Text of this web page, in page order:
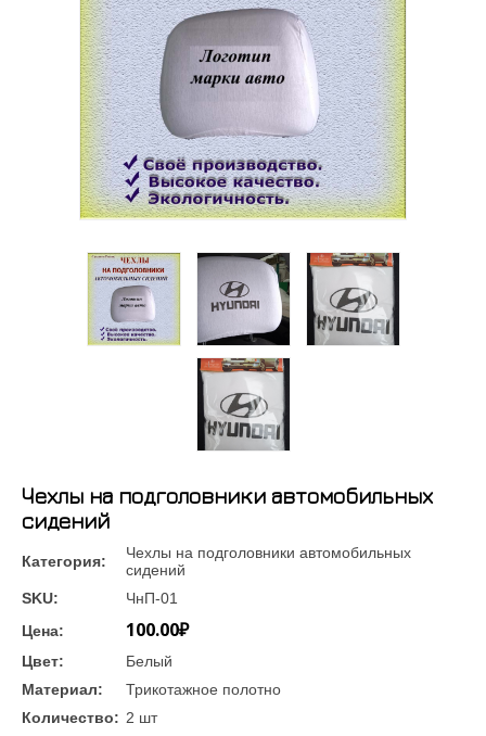
Чехлы на подголовники автомобильных
сидений
Категория:
Чехлы на подголовники автомобильных
сидений
SKU:
ЧнП-01
Цена:
100.00₽
Цвет:
Белый
Материал:
Трикотажное полотно
Количество: 2 шт